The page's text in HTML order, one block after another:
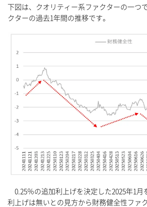
下図は、クオリティー系ファクターの一つ
クターの過去1年間の推移です。
0.25％の追加利上げを決定した2025年1月
利上げは無いとの見方から財務健全性ファ